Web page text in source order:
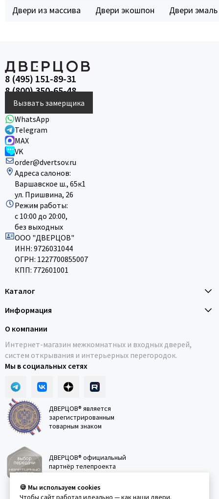
Двери из массива Двери экошпон Двери эмаль
8 (495) 151-89-31
8 (800) 350-65-48
Вызвать замерщика
WhatsApp
Telegram
MAX
VK
order@dvertsov.ru
Адреса салонов:
Варшавское ш., 65к1
ул. Пришвина, 26
Режим работы:
с 10:00 до 20:00,
без выходных
ООО "ДВЕРЦОВ"
ИНН: 9726031044
ОГРН: 1227700855007
КПП: 772601001
Каталог
Информация
О компании
Интернет-магазин межкомнатных и входных дверей,
систем открывания и интерьерных перегородок.
Мы в социальных сетях
ДВЕРЦОВ® является
зарегистрированным
товарным знаком
ДВЕРЦОВ® официальный
партнёр телепроекта
🍪 Мы используем cookies
Чтобы сайт работал идеально — как наши двери.